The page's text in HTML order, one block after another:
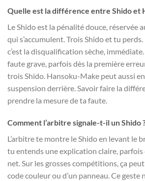
Quelle est la différence entre Shido et
Le Shido est la pénalité douce, réservée
qui s’accumulent. Trois Shido et tu
c’est la disqualification sèche,
faute grave, parfois dès la première
trois Shido. Hansoku-Make peut aussi
suspension derrière. Savoir faire la
prendre la mesure de ta faute.
Comment l’arbitre signale-t-il un Shido
L’arbitre te montre le Shido en levant le
tu entends une explication claire, parfois
net. Sur les grosses compétitions, ça peut
code couleur ou d’un panneau. Ce geste